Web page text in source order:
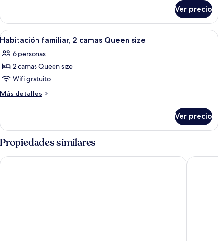
(club
executive)
ejecutiva,
habitación
executive)
Ver precio
Abrir
todas
las
fotos
de
Habitación
camas
size
Habitación de hotel con una cama,
7
Habitación familiar, 2 camas Queen size
6 personas
2 camas Queen size
Wifi gratuito
Más detalles
Más
familiar,
2
camas
Queen
size
Ver precio
Propiedades similares
Holiday Inn Express Hotel & Suites Calgary S-Macleod Trail S